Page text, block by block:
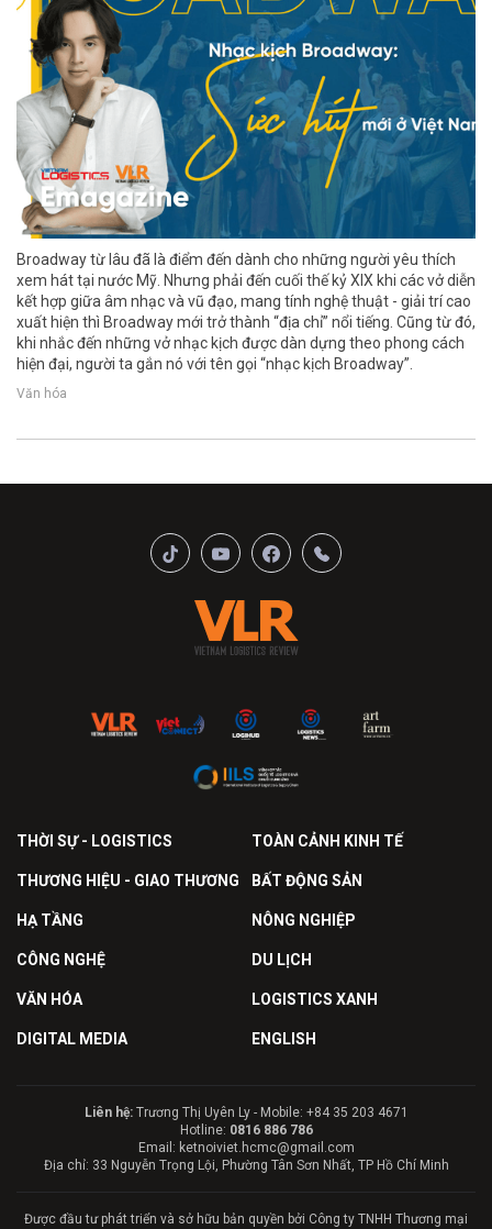
Broadway từ lâu đã là điểm đến dành cho những người yêu thích
xem hát tại nước Mỹ. Nhưng phải đến cuối thế kỷ XIX khi các vở diễn
kết hợp giữa âm nhạc và vũ đạo, mang tính nghệ thuật - giải trí cao
xuất hiện thì Broadway mới trở thành “địa chỉ” nổi tiếng. Cũng từ đó,
khi nhắc đến những vở nhạc kịch được dàn dựng theo phong cách
hiện đại, người ta gắn nó với tên gọi “nhạc kịch Broadway”.
Văn hóa
THỜI SỰ - LOGISTICS TOÀN CẢNH KINH TẾ
THƯƠNG HIỆU - GIAO THƯƠNG BẤT ĐỘNG SẢN
HẠ TẦNG NÔNG NGHIỆP
CÔNG NGHỆ DU LỊCH
VĂN HÓA LOGISTICS XANH
DIGITAL MEDIA ENGLISH
Liên hệ:Trương Thị Uyên Ly - Mobile: +84 35 203 4671
Hotline: 0816 886 786
Email: ketnoiviet.hcmc@gmail.com
Địa chỉ: 33 Nguyễn Trọng Lội, Phường Tân Sơn Nhất, TP Hồ Chí Minh
Được đầu tư phát triển và sở hữu bản quyền bởi Công ty TNHH Thương mại